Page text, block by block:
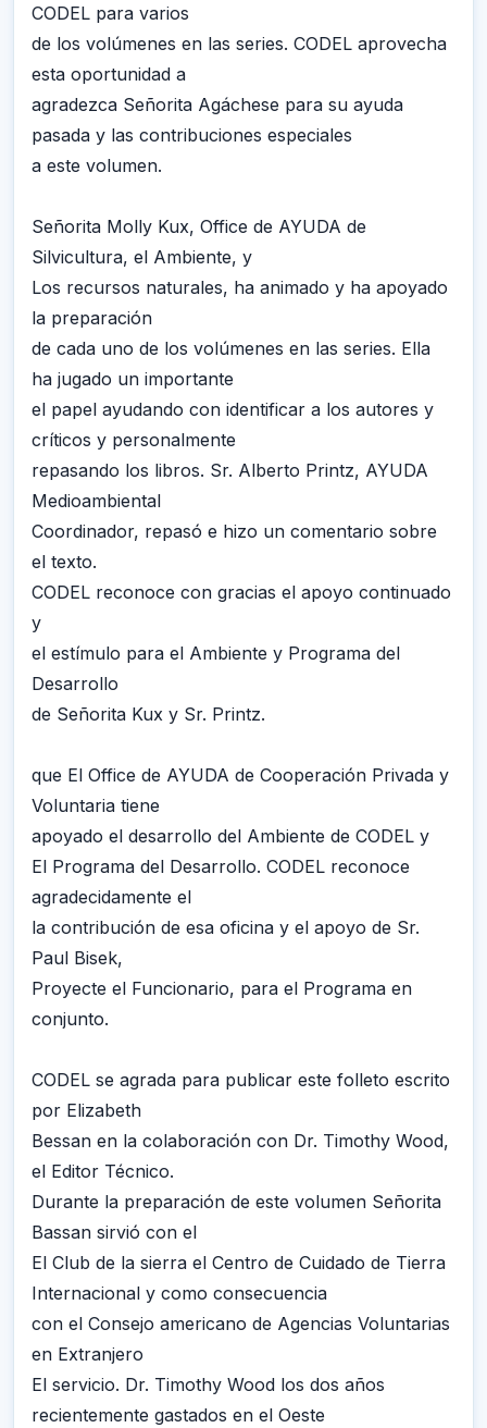
CODEL para varios
de los volúmenes en las series. CODEL aprovecha
esta oportunidad a
agradezca Señorita Agáchese para su ayuda
pasada y las contribuciones especiales
a este volumen.
Señorita Molly Kux, Office de AYUDA de
Silvicultura, el Ambiente, y
Los recursos naturales, ha animado y ha apoyado
la preparación
de cada uno de los volúmenes en las series. Ella
ha jugado un importante
el papel ayudando con identificar a los autores y
críticos y personalmente
repasando los libros. Sr. Alberto Printz, AYUDA
Medioambiental
Coordinador, repasó e hizo un comentario sobre
el texto.
CODEL reconoce con gracias el apoyo continuado
y
el estímulo para el Ambiente y Programa del
Desarrollo
de Señorita Kux y Sr. Printz.
que El Office de AYUDA de Cooperación Privada y
Voluntaria tiene
apoyado el desarrollo del Ambiente de CODEL y
El Programa del Desarrollo. CODEL reconoce
agradecidamente el
la contribución de esa oficina y el apoyo de Sr.
Paul Bisek,
Proyecte el Funcionario, para el Programa en
conjunto.
CODEL se agrada para publicar este folleto escrito
por Elizabeth
Bessan en la colaboración con Dr. Timothy Wood,
el Editor Técnico.
Durante la preparación de este volumen Señorita
Bassan sirvió con el
El Club de la sierra el Centro de Cuidado de Tierra
Internacional y como consecuencia
con el Consejo americano de Agencias Voluntarias
en Extranjero
El servicio. Dr. Timothy Wood los dos años
recientemente gastados en el Oeste